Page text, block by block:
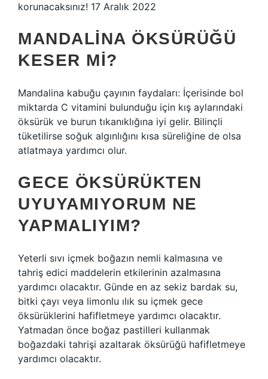
korunacaksınız! 17 Aralık 2022
MANDALINA ÖKSÜRÜĞÜ
KESER MI?
Mandalina kabuğu çayının faydaları: İçerisinde bol
miktarda C vitamini bulunduğu için kış aylarındaki
öksürük ve burun tıkanıklığına iyi gelir. Bilinçli
tüketilirse soğuk algınlığını kısa süreliğine de olsa
atlatmaya yardımcı olur.
GECE ÖKSÜRÜKTEN
UYUYAMIYORUM NE
YAPMALIYIM?
Yeterli sıvı içmek boğazın nemli kalmasına ve
tahriş edici maddelerin etkilerinin azalmasına
yardımcı olacaktır. Günde en az sekiz bardak su,
bitki çayı veya limonlu ılık su içmek gece
öksürüklerini hafifletmeye yardımcı olacaktır.
Yatmadan önce boğaz pastilleri kullanmak
boğazdaki tahrişi azaltarak öksürüğü hafifletmeye
yardımcı olacaktır.